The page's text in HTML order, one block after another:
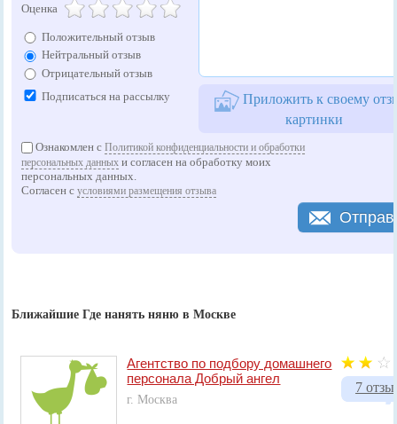
Оценка
Положительный отзыв
Нейтральный отзыв
Отрицательный отзыв
Подписаться на рассылку
Приложить к своему
картинки
Ознакомлен сПолитикой конфиденциальности и обработки
персональных данных и согласен на обработку моих
персональных данных.
Согласен сусловиями размещения отзыва
Ближайшие Где нанять няню в Москве
7
Агентство по подбору домашнего
персонала Добрый ангел
г. Москва